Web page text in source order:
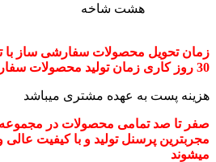
هشت شاخه
30 روز کاری زمان تولید محصولات سفارشی میباشد
هزینه پست به عهده مشتری میباشد
صفر تا صد تمامی محصولات در
مجربترین پرسنل تولید و با کیفیت عالی
میشوند